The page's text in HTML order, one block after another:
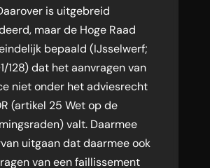
is uitgebreid
maar de Hoge Raad
bepaald (IJsselwerf;
128) dat het aanvragen van
niet onder het adviesrecht
(artikel 25 Wet op de
valt. Daarmee
uitgaan dat daarmee ook
van een faillissement